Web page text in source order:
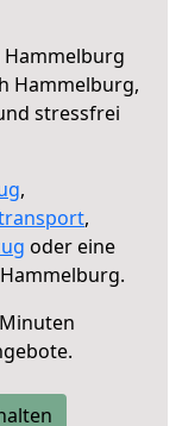
Hammelburg,
stressfrei
,
,
oder eine